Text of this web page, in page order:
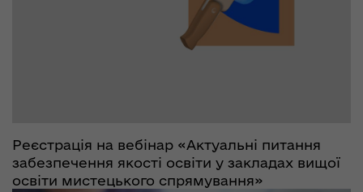
Реєстрація на вебінар «Актуальні питання
забезпечення якості освіти у закладах вищої
освіти мистецького спрямування»